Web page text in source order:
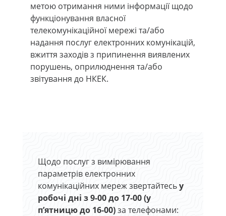
метою отримання ними інформації щодо
функціонування власної
телекомунікаційної мережі та/або
надання послуг електронних комунікацій,
вжиття заходів з припинення виявлених
порушень, оприлюднення та/або
звітування до НКЕК.
Щодо послуг з вимірювання
параметрів електронних
комунікаційних мереж звертайтесьу
робочі дні з 9-00 до 17-00 (у
п’ятницю до 16-00)за телефонами: